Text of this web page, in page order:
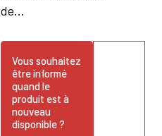
de...
Vous souhaitez
être informé
quand le
produit est à
nouveau
disponible ?